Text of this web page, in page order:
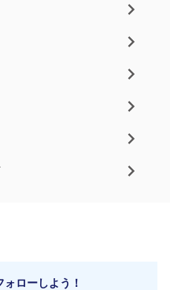
ローしよう！